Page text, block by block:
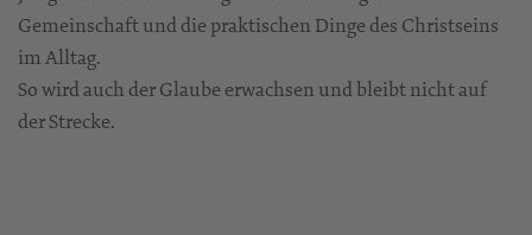
Gemeinschaft und die praktischen Dinge des Christseins
im Alltag.
So wird auch der Glaube erwachsen und bleibt nicht auf
der Strecke.